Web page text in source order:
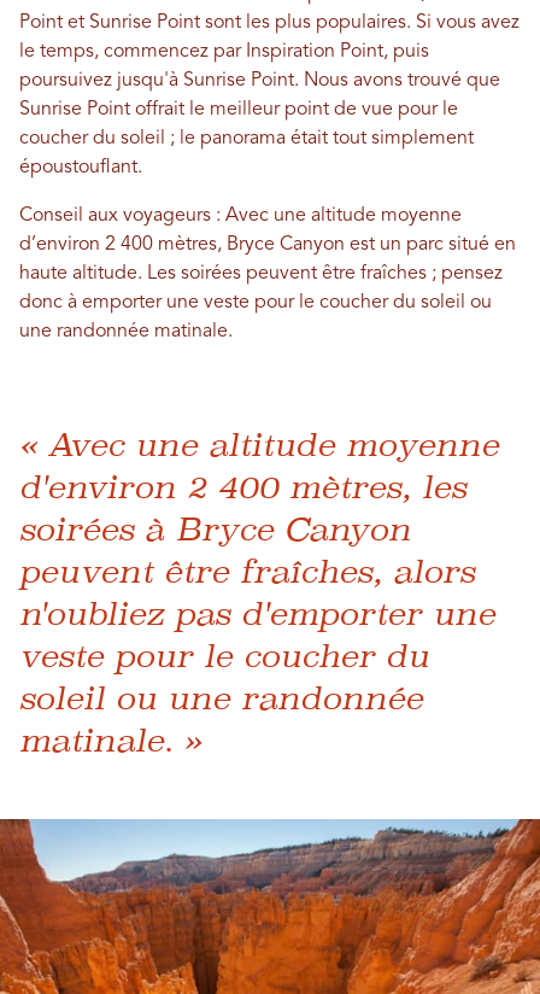
Point et Sunrise Point sont les plus populaires. Si vous avez
le temps, commencez par Inspiration Point, puis
poursuivez jusqu'à Sunrise Point. Nous avons trouvé que
Sunrise Point offrait le meilleur point de vue pour le
coucher du soleil ; le panorama était tout simplement
époustouflant.
Conseil aux voyageurs : Avec une altitude moyenne
d’environ 2 400 mètres, Bryce Canyon est un parc situé en
haute altitude. Les soirées peuvent être fraîches ; pensez
donc à emporter une veste pour le coucher du soleil ou
une randonnée matinale.
« Avec une altitude moyenne
d'environ 2 400 mètres, les
soirées à Bryce Canyon
peuvent être fraîches, alors
n'oubliez pas d'emporter une
veste pour le coucher du
soleil ou une randonnée
matinale. »